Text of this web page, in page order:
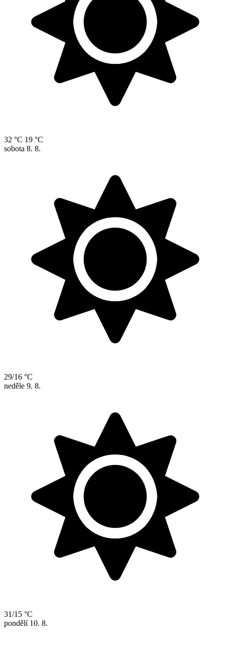
32 °C 19 °C
sobota 8. 8.
29/16 °C
neděle 9. 8.
31/15 °C
pondělí 10. 8.